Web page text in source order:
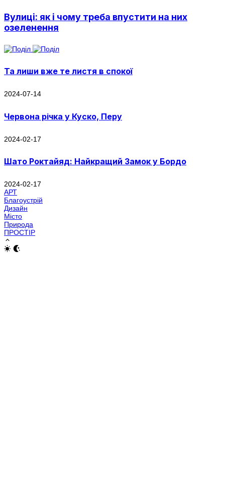
Вулиці: як і чому треба впустити на них
озеленення
Та лиши вже те листя в спокої
2024-07-14
Червона річка у Куско, Перу
2024-02-17
Шато Роктайяд: Найкращий Замок у Бордо
2024-02-17
АРТ
Благоустрій
Дизайн
Місто
Природа
ПРОСТІР